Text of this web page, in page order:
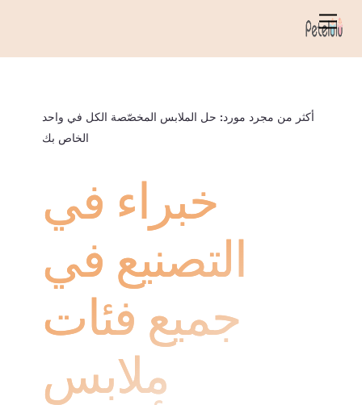
تخطي
قائمة
الطعام
أكثر من مجرد مورد: حل الملابس المخصّصة الكل في واحد
الخاص بك
خبراء في
التصنيع في
جميع فئات
ملابس